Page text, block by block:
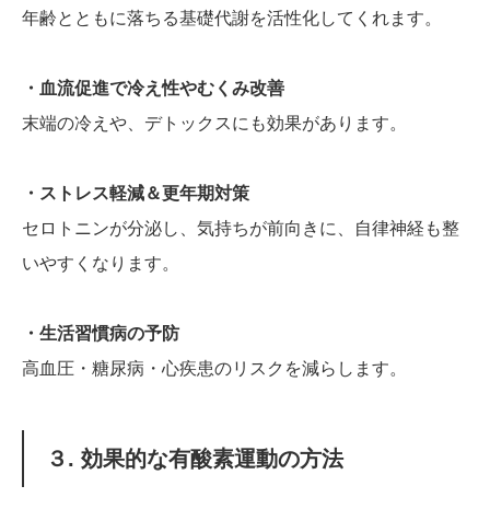
年齢とともに落ちる基礎代謝を活性化してくれます。
・血流促進で冷え性やむくみ改善
末端の冷えや、デトックスにも効果があります。
・ストレス軽減＆更年期対策
セロトニンが分泌し、気持ちが前向きに、自律神経も整
いやすくなります。
・生活習慣病の予防
高血圧・糖尿病・心疾患のリスクを減らします。
３. 効果的な有酸素運動の方法